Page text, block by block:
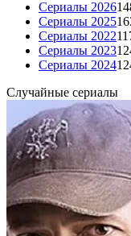
Сериалы 2026
Сериалы 2025
Сериалы 2022
Сериалы 2023
Сериалы 2024
Случайные сериалы